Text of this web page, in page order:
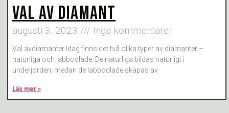
VAL AV DIAMANT
augusti 3, 2023 Inga kommentarer
Val avdiamanter Idag finns det två olika typer av diamanter –
naturliga och labbodlade. De naturliga bildas naturligt i
underjorden, medan de labbodlade skapas av
Läs mer »